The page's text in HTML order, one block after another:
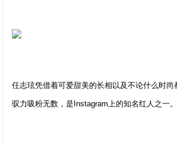
任志玹凭借着可爱甜美的长相以及不论什么时
驭力吸粉无数，是Instagram上的知名红人之一。